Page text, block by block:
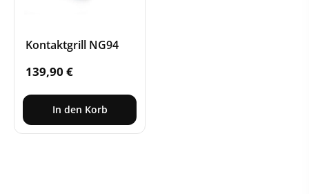
Kontaktgrill NG94
139,90 €
In den Korb